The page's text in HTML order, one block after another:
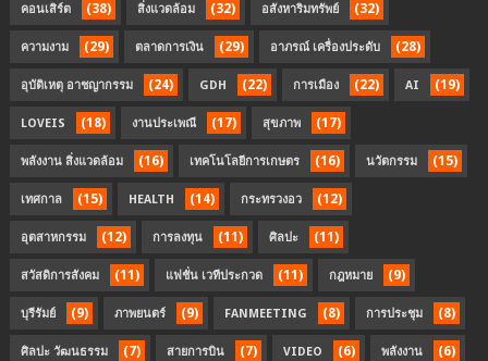
คอนเสิร์ต (38) สิ่งแวดล้อม (32) อสังหาริมทรัพย์ (32)
ความงาม (29) ตลาดการเงิน (29) อาภรณ์ เครื่องประดับ (28)
อุบัติเหตุ อาชญากรรม (24) GDH (22) การเมือง (22) AI (19)
LOVEIS (18) งานประเพณี (17) สุขภาพ (17)
พลังงาน สิ่งแวดล้อม (16) เทคโนโลยีการเกษตร (16) นวัตกรรม (15)
เทศกาล (15) HEALTH (14) กระทรวงอว (12)
อุตสาหกรรม (12) การลงทุน (11) ศิลปะ (11)
สวัสดิการสังคม (11) แฟชั่น เวทีประกวด (11) กฎหมาย (9)
บุรีรัมย์ (9) ภาพยนตร์ (9) FANMEETING (8) การประชุม (8)
ศิลปะ วัฒนธรรม (7) สายการบิน (7) VIDEO (6) พลังงาน (6)